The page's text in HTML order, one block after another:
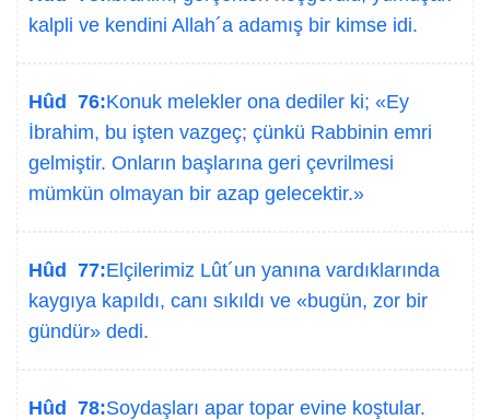
kalpli ve kendini Allah´a adamış bir kimse idi.
Hûd 76:Konuk melekler ona dediler ki; «Ey
İbrahim, bu işten vazgeç; çünkü Rabbinin emri
gelmiştir. Onların başlarına geri çevrilmesi
mümkün olmayan bir azap gelecektir.»
Hûd 77:Elçilerimiz Lût´un yanına vardıklarında
kaygıya kapıldı, canı sıkıldı ve «bugün, zor bir
gündür» dedi.
Hûd 78:Soydaşları apar topar evine koştular.